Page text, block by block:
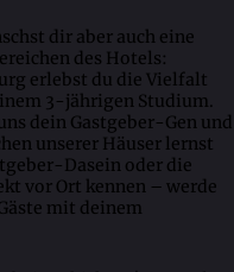
dir aber auch eine
des Hotels:
erlebst du die Vielfalt
3-jährigen Studium.
dein Gastgeber-Gen und
unserer Häuser lernst
Dasein oder die
vor Ort kennen – werde
mit deinem